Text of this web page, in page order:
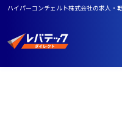
ハイパーコンチェルト株式会社の求人・